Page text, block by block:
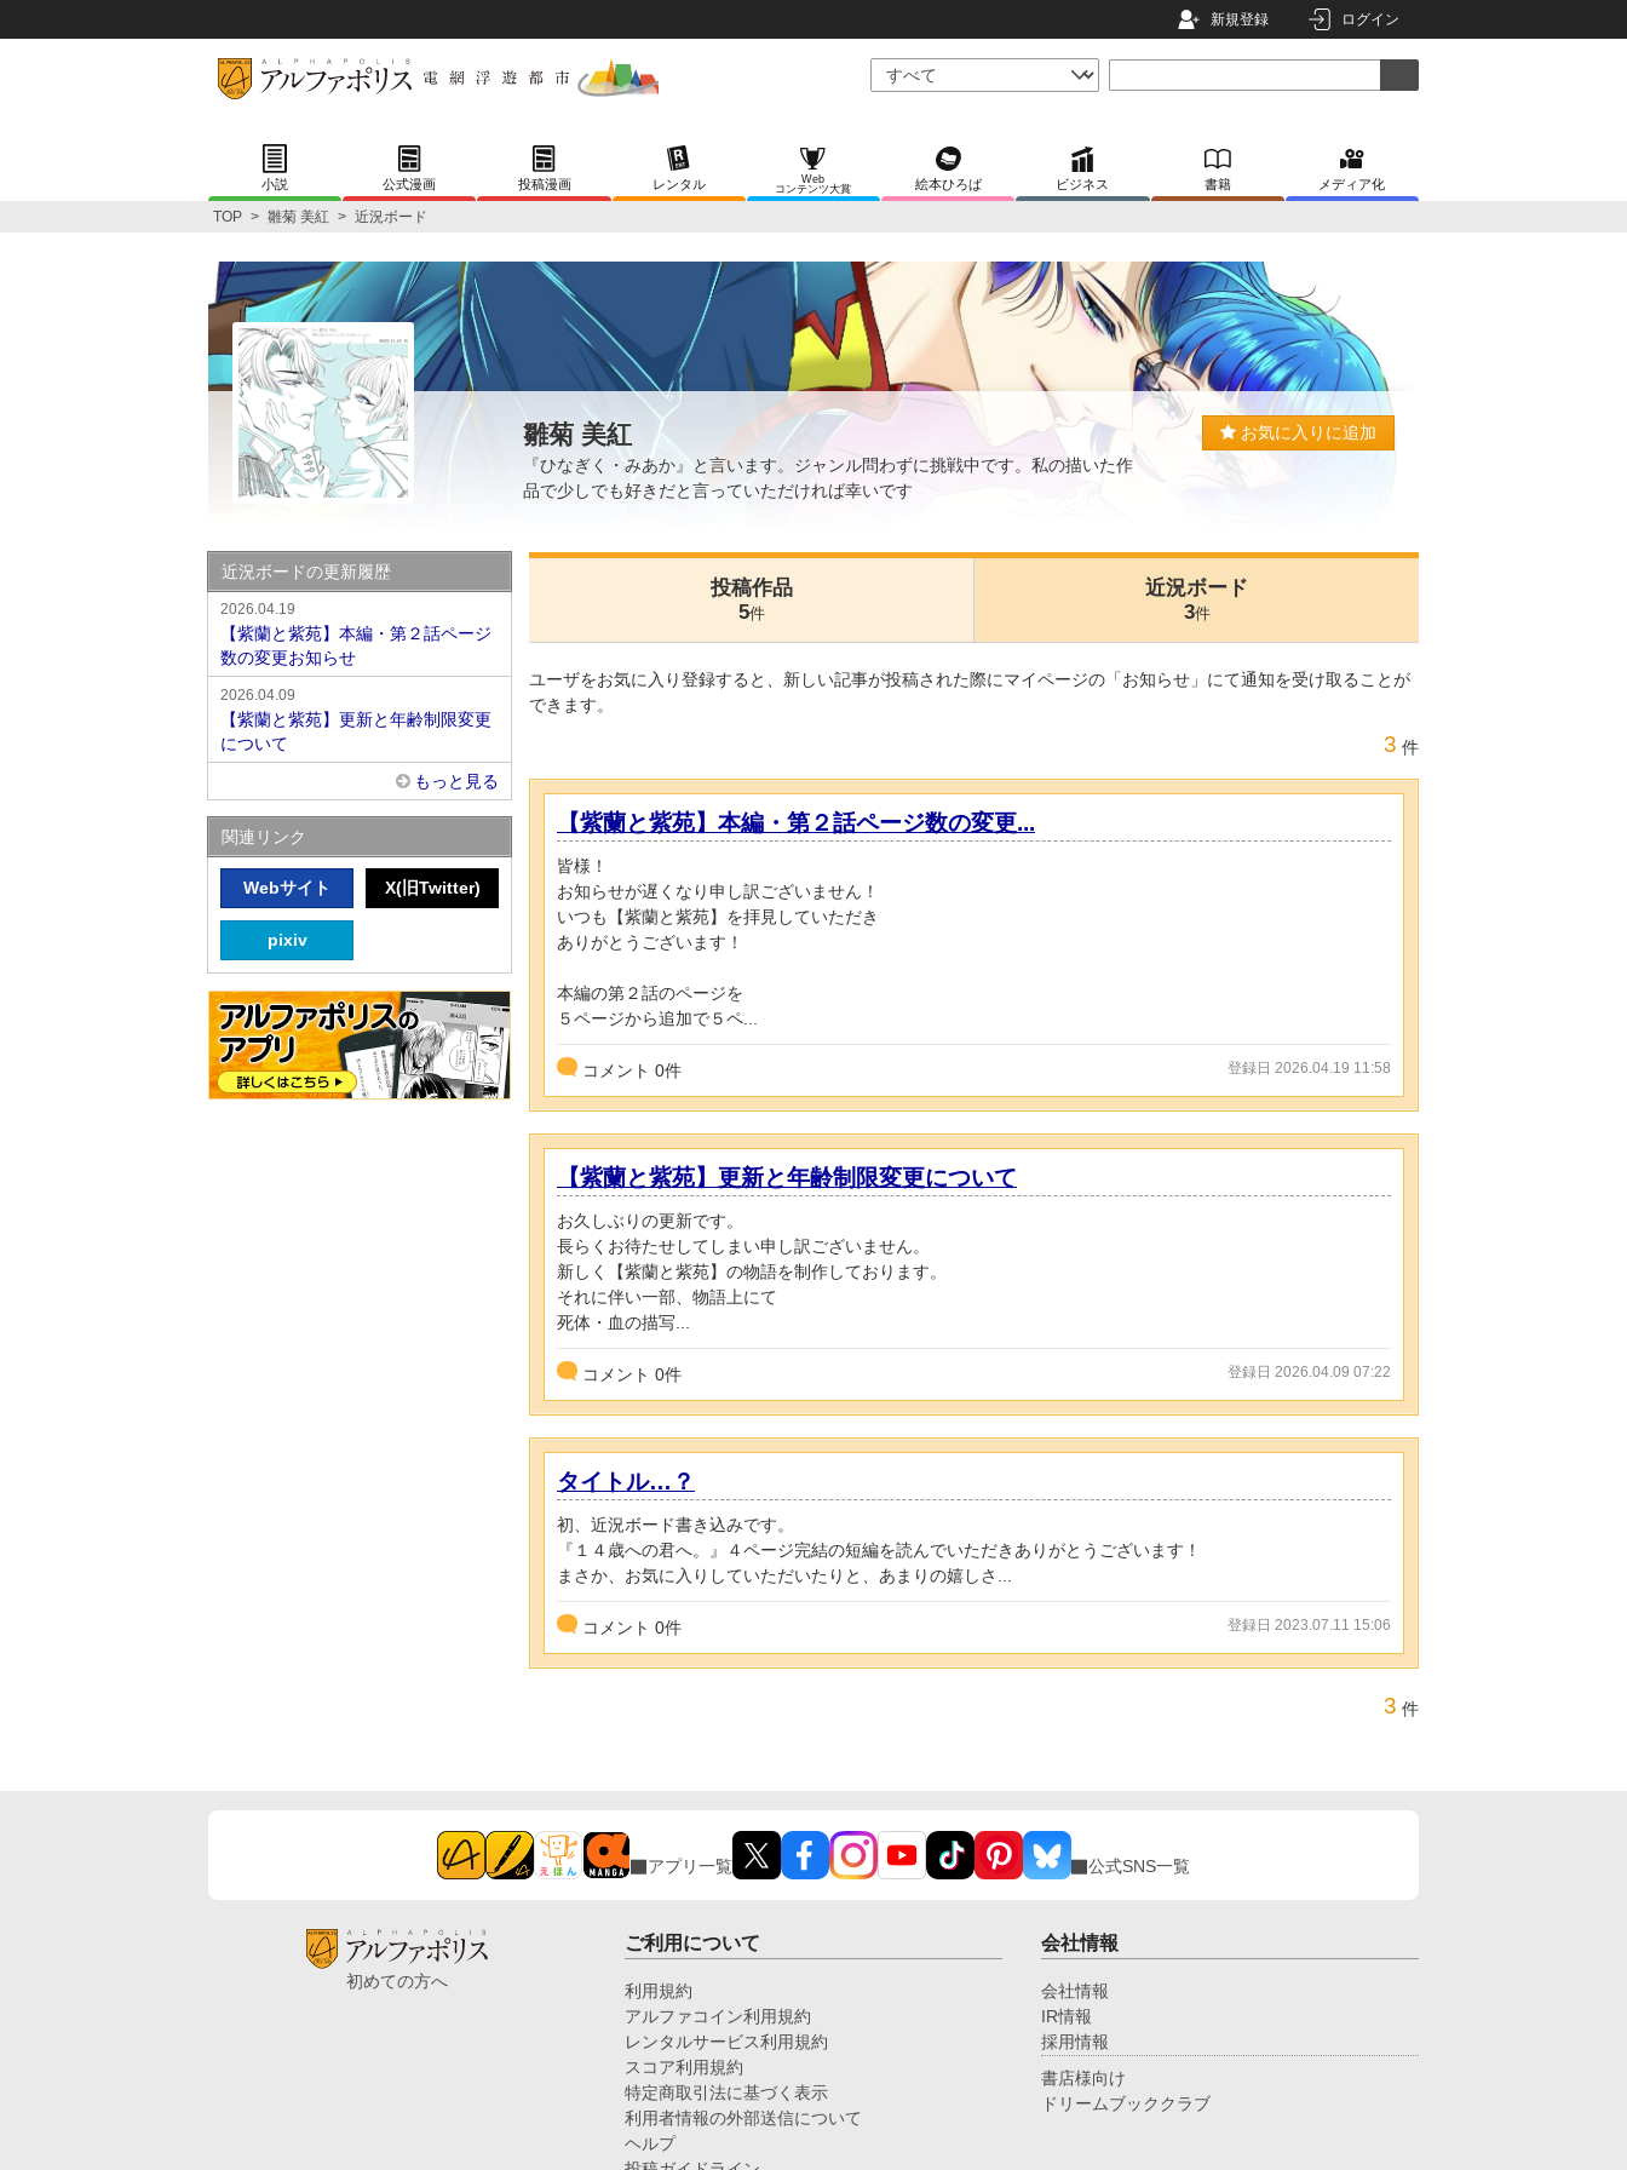
新規登録 ログイン
小説 公式漫画 投稿漫画 レンタル
Web
コンテンツ大賞
絵本ひろば ビジネス 書籍 メディア化
TOP > 雛菊 美紅 > 近況ボード
雛菊 美紅
『ひなぎく・みあか』と言います。ジャンル問わずに挑戦中です。私の描いた作
品で少しでも好きだと言っていただければ幸いです
お気に入りに追加
投稿作品
5件
近況ボード
3件
ユーザをお気に入り登録すると、新しい記事が投稿された際にマイページの「お知らせ」にて通知を受け取ることが
できます。
3 件
【紫蘭と紫苑】本編・第２話ページ数の変更...
皆様！
お知らせが遅くなり申し訳ございません！
いつも【紫蘭と紫苑】を拝見していただき
ありがとうございます！
本編の第２話のページを
５ページから追加で５ペ...
コメント 0件 登録日 2026.04.19 11:58
【紫蘭と紫苑】更新と年齢制限変更について
お久しぶりの更新です。
長らくお待たせしてしまい申し訳ございません。
新しく【紫蘭と紫苑】の物語を制作しております。
それに伴い一部、物語上にて
死体・血の描写...
コメント 0件 登録日 2026.04.09 07:22
タイトル…？
初、近況ボード書き込みです。
『１４歳への君へ。』４ページ完結の短編を読んでいただきありがとうございます！
まさか、お気に入りしていただいたりと、あまりの嬉しさ...
コメント 0件 登録日 2023.07.11 15:06
3 件
近況ボードの更新履歴
2026.04.19
【紫蘭と紫苑】本編・第２話ページ
数の変更お知らせ
2026.04.09
【紫蘭と紫苑】更新と年齢制限変更
について
もっと見る
関連リンク
Webサイト X(旧Twitter)
pixiv
アプリ一覧 公式SNS一覧
初めての方へ
ご利用について
利用規約
アルファコイン利用規約
レンタルサービス利用規約
スコア利用規約
特定商取引法に基づく表示
利用者情報の外部送信について
ヘルプ
会社情報
会社情報
IR情報
採用情報
書店様向け
ドリームブッククラブ